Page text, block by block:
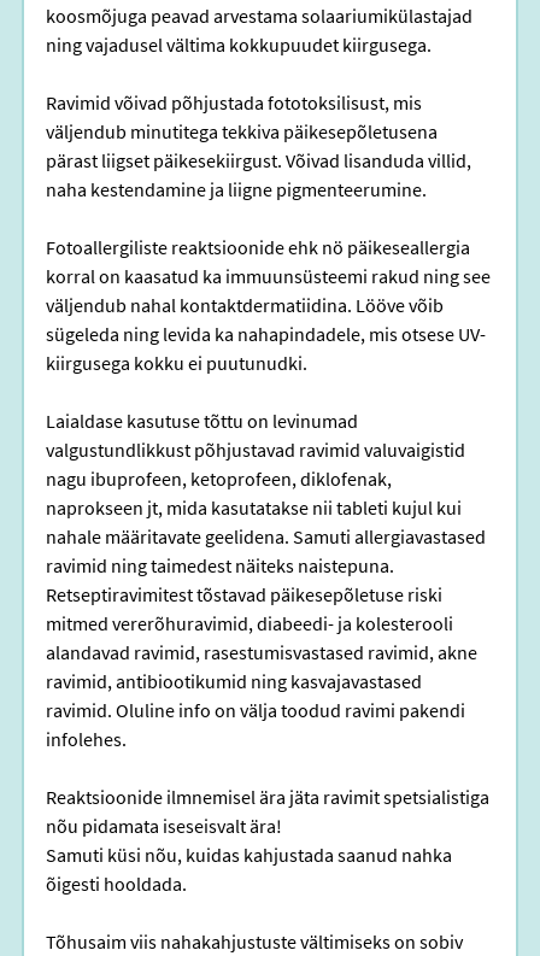
koosmõjuga peavad arvestama solaariumikülastajad
ning vajadusel vältima kokkupuudet kiirgusega.
Ravimid võivad põhjustada fototoksilisust, mis
väljendub minutitega tekkiva päikesepõletusena
pärast liigset päikesekiirgust. Võivad lisanduda villid,
naha kestendamine ja liigne pigmenteerumine.
Fotoallergiliste reaktsioonide ehk nö päikeseallergia
korral on kaasatud ka immuunsüsteemi rakud ning see
väljendub nahal kontaktdermatiidina. Lööve võib
sügeleda ning levida ka nahapindadele, mis otsese UV-
kiirgusega kokku ei puutunudki.
Laialdase kasutuse tõttu on levinumad
valgustundlikkust põhjustavad ravimid valuvaigistid
nagu ibuprofeen, ketoprofeen, diklofenak,
naprokseen jt, mida kasutatakse nii tableti kujul kui
nahale määritavate geelidena. Samuti allergiavastased
ravimid ning taimedest näiteks naistepuna.
Retseptiravimitest tõstavad päikesepõletuse riski
mitmed vererõhuravimid, diabeedi- ja kolesterooli
alandavad ravimid, rasestumisvastased ravimid, akne
ravimid, antibiootikumid ning kasvajavastased
ravimid. Oluline info on välja toodud ravimi pakendi
infolehes.
Reaktsioonide ilmnemisel ära jäta ravimit spetsialistiga
nõu pidamata iseseisvalt ära!
Samuti küsi nõu, kuidas kahjustada saanud nahka
õigesti hooldada.
Tõhusaim viis nahakahjustuste vältimiseks on sobiv